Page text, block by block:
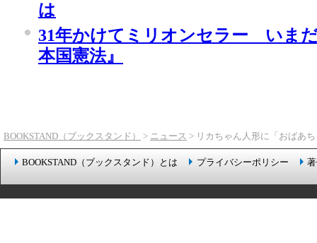
は
31年かけてミリオンセラー いま
本国憲法』
BOOKSTAND（ブックスタンド） > ニュース > リカちゃん人形に「おばあ
BOOKSTAND（ブックスタンド）とは プライバシーポリシー